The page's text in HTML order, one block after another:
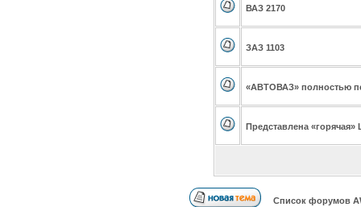
ВАЗ 2170
ЗАЗ 1103
«АВТОВАЗ» полностью
Представлена «горячая»
Список форумов